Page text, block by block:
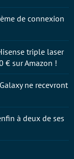
de connexion
triple laser
€ sur Amazon !
ne recevront
à deux de ses